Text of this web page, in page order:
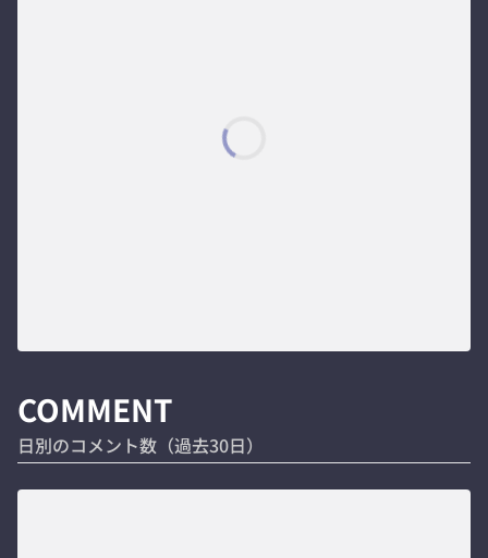
COMMENT
日別のコメント数（過去30日）